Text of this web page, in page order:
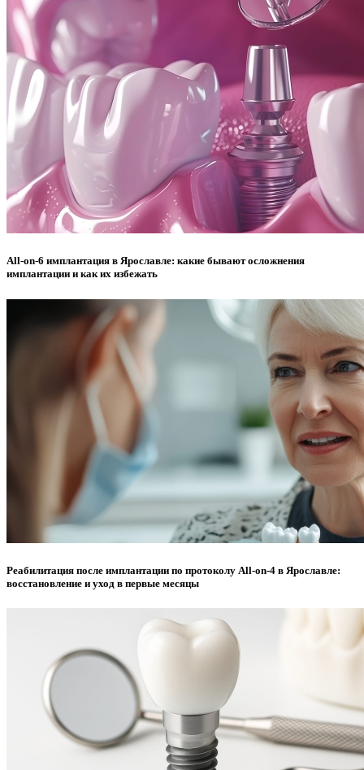
All-on-6 имплантация в Ярославле: какие бывают осложнения
имплантации и как их избежать
Реабилитация после имплантации по протоколу All-on-4 в Ярославле:
восстановление и уход в первые месяцы